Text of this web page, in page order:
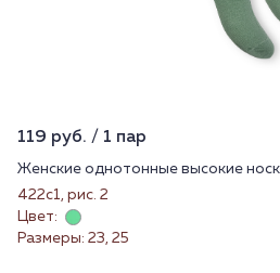
119 руб. / 1 пар
Женские однотонные высокие
422с1, рис. 2
Цвет:
Размеры: 23, 25